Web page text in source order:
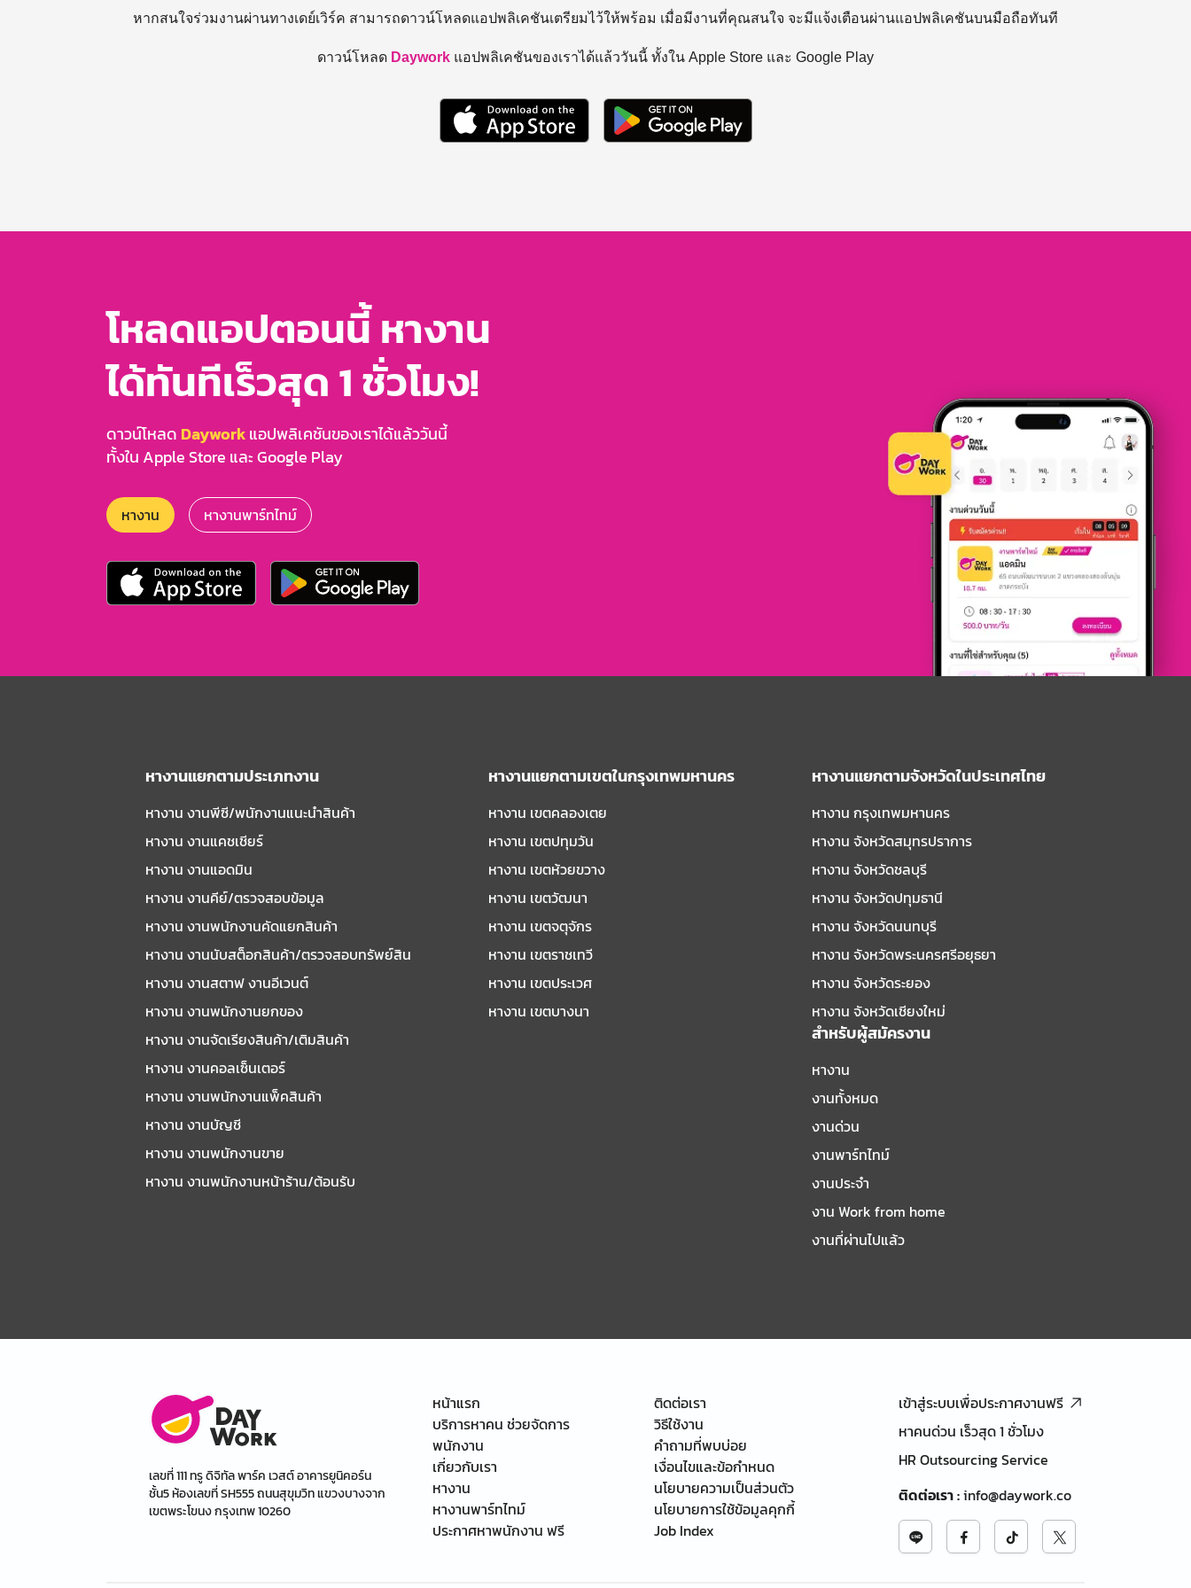
หากสนใจร่วมงานผ่านทางเดย์เวิร์ค สามารถดาวน์โหลดแอปพลิเคชันเตรียมไว้ให้พร้อม เมื่อมีงานที่คุณสนใจ จะมีแจ้งเตือนผ่านแอปพลิเคชันบนมือถือทันที
ดาวน์โหลด Daywork แอปพลิเคชันของเราได้แล้ววันนี้ ทั้งใน Apple Store และ Google Play
โหลดแอปตอนนี้ หางาน
ได้ทันทีเร็วสุด 1 ชั่วโมง!
ดาวน์โหลด Dayworkแอปพลิเคชันของเราได้แล้ววันนี้
ทั้งใน Apple Store และ Google Play
หางาน หางานพาร์ทไทม์
หางานแยกตามประเภทงาน
หางาน งานพีซี/พนักงานแนะนําสินค้า
หางาน งานแคชเชียร์
หางาน งานแอดมิน
หางาน งานคีย์/ตรวจสอบข้อมูล
หางาน งานพนักงานคัดแยกสินค้า
หางาน งานนับสต็อกสินค้า/ตรวจสอบทรัพย์สิน
หางาน งานสตาฟ งานอีเวนต์
หางาน งานพนักงานยกของ
หางาน งานจัดเรียงสินค้า/เติมสินค้า
หางาน งานคอลเซ็นเตอร์
หางาน งานพนักงานแพ็คสินค้า
หางาน งานบัญชี
หางาน งานพนักงานขาย
หางาน งานพนักงานหน้าร้าน/ต้อนรับ
หางานแยกตามเขตในกรุงเทพมหานคร
หางาน เขตคลองเตย
หางาน เขตปทุมวัน
หางาน เขตห้วยขวาง
หางาน เขตวัฒนา
หางาน เขตจตุจักร
หางาน เขตราชเทวี
หางาน เขตประเวศ
หางาน เขตบางนา
หางานแยกตามจังหวัดในประเทศไทย
หางาน กรุงเทพมหานคร
หางาน จังหวัดสมุทรปราการ
หางาน จังหวัดชลบุรี
หางาน จังหวัดปทุมธานี
หางาน จังหวัดนนทบุรี
หางาน จังหวัดพระนครศรีอยุธยา
หางาน จังหวัดระยอง
หางาน จังหวัดเชียงใหม่
สำหรับผู้สมัครงาน
หางาน
งานทั้งหมด
งานด่วน
งานพาร์ทไทม์
งานประจำ
งาน Work from home
งานที่ผ่านไปแล้ว
เลขที่ 111 ทรู ดิจิทัล พาร์ค เวสต์ อาคารยูนิคอร์น
ชั้น5 ห้องเลขที่ SH555 ถนนสุขุมวิท แขวงบางจาก
เขตพระโขนง กรุงเทพ 10260
หน้าแรก
บริการหาคน ช่วยจัดการ
พนักงาน
เกี่ยวกับเรา
หางาน
หางานพาร์ทไทม์
ประกาศหาพนักงาน ฟรี
ติดต่อเรา
วิธีใช้งาน
คำถามที่พบบ่อย
เงื่อนไขและข้อกำหนด
นโยบายความเป็นส่วนตัว
นโยบายการใช้ข้อมูลคุกกี้
Job Index
เข้าสู่ระบบเพื่อประกาศงานฟรี
หาคนด่วน เร็วสุด 1 ชั่วโมง
HR Outsourcing Service
ติดต่อเรา:info@daywork.co